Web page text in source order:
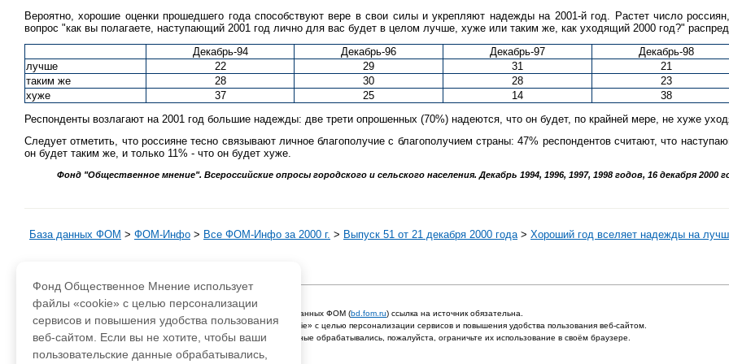
Вероятно, хорошие оценки прошедшего года способствуют вере в свои силы и укрепляют надежды на 2001-й год. Растет число
вопрос "как вы полагаете, наступающий 2001 год лично для вас будет в целом лучше, хуже или таким же, как уходящий 2000 год?"
Декабрь-94
Декабрь-96 Декабрь-97
Декабрь-98
лучше
22 29 31
21
таким же
28 30 28
23
хуже
37 25 14
38
Респонденты возлагают на 2001 год большие надежды: две трети опрошенных (70%) надеются, что он будет, по крайней мере, не хуже
Следует отметить, что россияне тесно связывают личное благополучие с благополучием страны: 47% респондентов считают, что
он будет таким же, и только 11% - что он будет хуже.
Фонд "Общественное мнение". Всероссийские опросы городского и сельского населения. Декабрь 1994, 1996, 1997, 1998 годов, 16 декабря 2000
База данных ФОМ > ФOM-Инфо > Все ФОМ-Инфо за 2000 г. > Выпуск 51 от 21 декабря 2000 года> Хороший год вселяет надежды на
Адрес для писем: hello@fom.ru
и базы данных ФОМ (bd.fom.ru) ссылка на источник обязательна.
Фонд Общественное Мнение использует файлы «cookie» с целью персонализации сервисов и повышения удобства пользования веб-сайтом.
Если вы не хотите, чтобы ваши пользовательские данные обрабатывались, пожалуйста, ограничьте их использование в своём браузере.
© 2003-2019 Фонд "Общественное мнение"
Фонд Общественное Мнение использует
файлы «cookie» с целью персонализации
сервисов и повышения удобства пользования
веб-сайтом. Если вы не хотите, чтобы ваши
пользовательские данные обрабатывались,